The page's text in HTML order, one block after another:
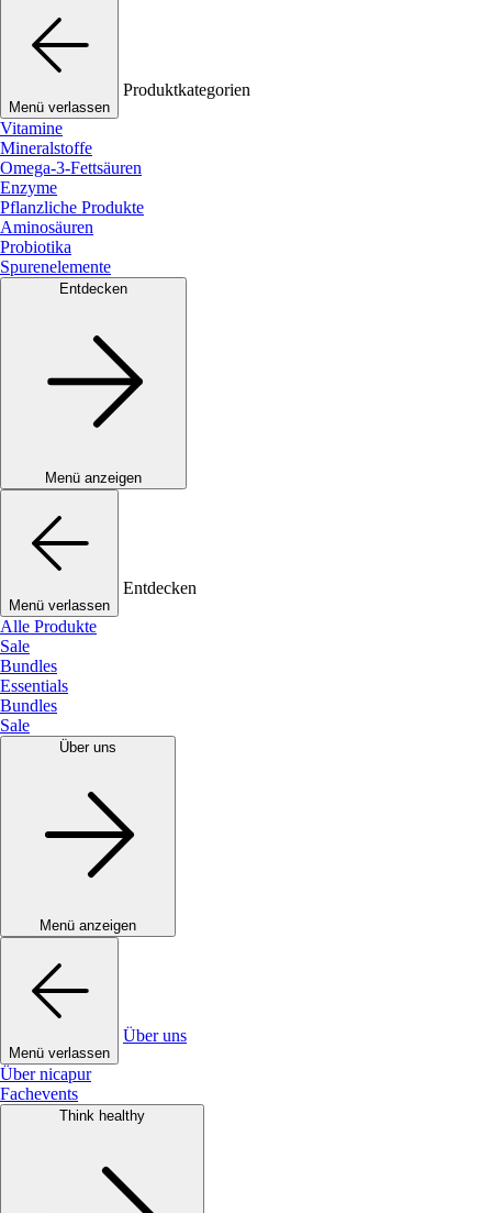
Menü verlassen
Produktkategorien
Vitamine
Mineralstoffe
Omega-3-Fettsäuren
Enzyme
Pflanzliche Produkte
Aminosäuren
Probiotika
Spurenelemente
Entdecken
Menü anzeigen
Menü verlassen
Entdecken
Alle Produkte
Sale
Bundles
Essentials
Bundles
Sale
Über uns
Menü anzeigen
Menü verlassen
Über uns
Über nicapur
Fachevents
Think healthy